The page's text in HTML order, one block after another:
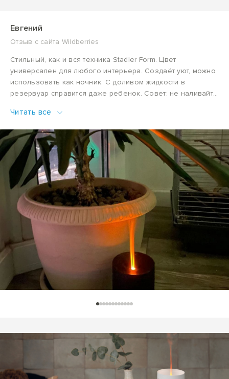
Евгений
Отзыв с сайта Wildberries
Стильный, как и вся техника Stadler Form. Цвет
универсален для любого интерьера. Создаёт уют, можно
использовать как ночник. С доливом жидкости в
резервуар справится даже ребенок. Совет: не наливайте
целом – офигенная штука!
Читать все